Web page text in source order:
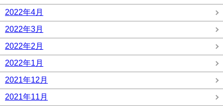
2022年4月
2022年3月
2022年2月
2022年1月
2021年12月
2021年11月